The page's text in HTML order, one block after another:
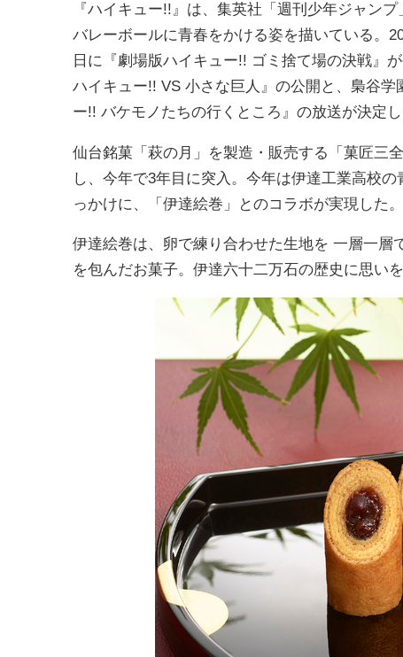
『ハイキュー!!』は、集英社「週刊少年ジャン
バレーボールに青春をかける姿を描いている。
日に『劇場版ハイキュー!! ゴミ捨て場の決戦』
ハイキュー!! VS 小さな巨人』の公開と、梟谷
ー!! バケモノたちの行くところ』の放送が決定し
仙台銘菓「萩の月」を製造・販売する「菓匠三
し、今年で3年目に突入。今年は伊達工業高校
っかけに、「伊達絵巻」とのコラボが実現した。
伊達絵巻は、卵で練り合わせた生地を 一層一層
を包んだお菓子。伊達六十二万石の歴史に思い